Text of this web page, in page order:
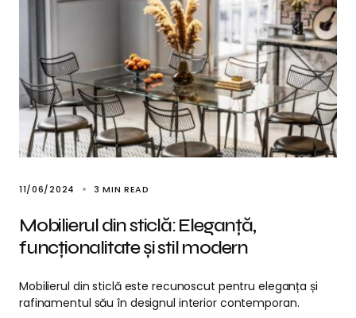
11/06/2024 3 MIN READ
Mobilierul din sticlă: Eleganță,
funcționalitate și stil modern
Mobilierul din sticlă este recunoscut pentru eleganța și
rafinamentul său în designul interior contemporan.